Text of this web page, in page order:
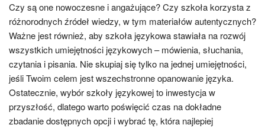
Czy są one nowoczesne i angażujące? Czy szkoła korzysta z
różnorodnych źródeł wiedzy, w tym materiałów autentycznych?
Ważne jest również, aby szkoła językowa stawiała na rozwój
wszystkich umiejętności językowych – mówienia, słuchania,
czytania i pisania. Nie skupiaj się tylko na jednej umiejętności,
jeśli Twoim celem jest wszechstronne opanowanie języka.
Ostatecznie, wybór szkoły językowej to inwestycja w
przyszłość, dlatego warto poświęcić czas na dokładne
zbadanie dostępnych opcji i wybrać tę, która najlepiej